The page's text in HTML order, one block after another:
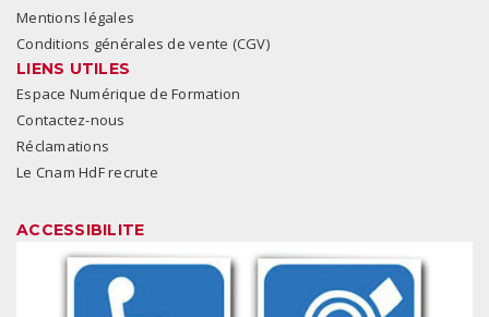
Mentions légales
Conditions générales de vente (CGV)
LIENS UTILES
Espace Numérique de Formation
Contactez-nous
Réclamations
Le Cnam HdF recrute
ACCESSIBILITE